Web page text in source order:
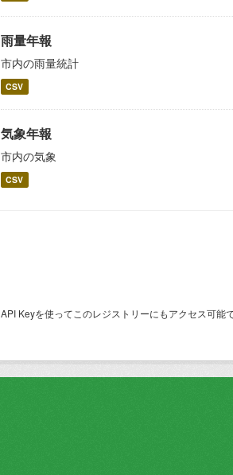
雨量年報
市内の雨量統計
CSV
気象年報
市内の気象
CSV
API Keyを使ってこのレジストリーにもアクセス可能